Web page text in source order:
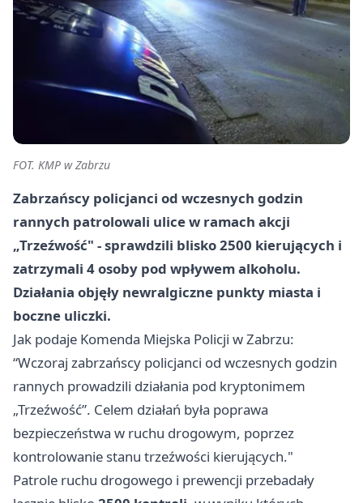
FOT. KMP w Zabrzu
Zabrzańscy policjanci od wczesnych godzin
rannych patrolowali ulice w ramach akcji
„Trzeźwość" - sprawdzili blisko 2500 kierujących i
zatrzymali 4 osoby pod wpływem alkoholu.
Działania objęły newralgiczne punkty miasta i
boczne uliczki.
Jak podaje Komenda Miejska Policji w Zabrzu:
“Wczoraj zabrzańscy policjanci od wczesnych godzin
rannych prowadzili działania pod kryptonimem
„Trzeźwość”. Celem działań była poprawa
bezpieczeństwa w ruchu drogowym, poprzez
kontrolowanie stanu trzeźwości kierujących."
Patrole ruchu drogowego i prewencji przebadały